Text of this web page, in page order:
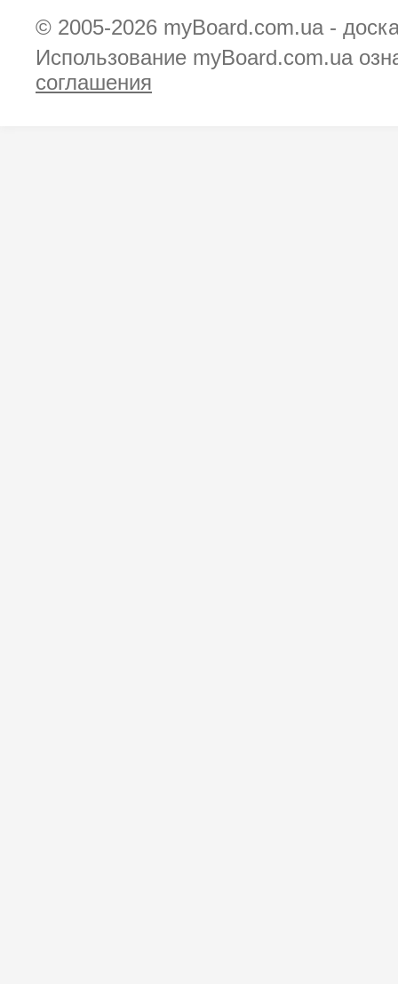
© 2005-2026 myBoard.com.ua -
Использование myBoard.com.ua
соглашения